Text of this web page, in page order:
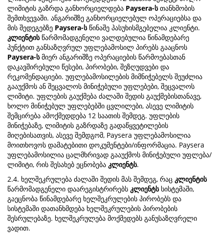
ლიმიტის გაზრდა განხორციელდება Paysera-სთანხმობის
შემთხვევაში. ანგარიშზე განხორციელებულ ოპერაციებსა და
მის შედეგებზე Paysera-სწინაშე პასუხისმგებელია კლიენტი.
კლიენტისწარმომადგენელი ვალდებულია წინამდებარე
პუნქტით განსაზღვრულ უფლებამოსილ პირებს გააცნოს
Paysera-სმიერ ანგარიშზე ოპერაციების წარმოებასთან
დაკავშირებული წესები, პირობები, შეზღუდვები და
რეკომენდაციები. უფლებამოსილების მიმნიჭებელს შეუძლია
გააუქმოს ან შეცვალოს მინიჭებული უფლებები, შეცვალოს
ლიმიტი. უფლების გაუქმება ძალაში შედის გაუქმებისთანავე,
ხოლო მინიჭებულ უფლებებში ცვლილები, ასევე ლიმიტის
შემცირება ამოქმედდება 12 საათის შემდეგ. უფლების
მინიჭებაზე, ლიმიტის გაზრდაზე გადაწყვეტილების
მიღებისათვის, ასევე შემდგომ, Paysera უფლებამოსილია
მოითხოვოს დამატებითი დოკუმენტები/ინფორმაცია. Paysera
უფლებამოსილია ცალმხრივად გააუქმოს მინიჭებული უფლება/
ლიმიტი, რის შესახებ ეცნობება კლიენტს.
2.4. ხელშეკრულება ძალაში შედის მას შემდეგ, რაც კლიენტის
წარმომადგენელი დაარეგისტრირებს კლიენტსსისტემაში,
გაეცნობა წინამდებარე ხელშეკრულების პირობებს და
სისტემაში დათანხმდება ხელშეკრულების პირობების
შესრულებაზე. ხელშეკრულება მოქმედებს განუსაზღვრელი
ვადით.